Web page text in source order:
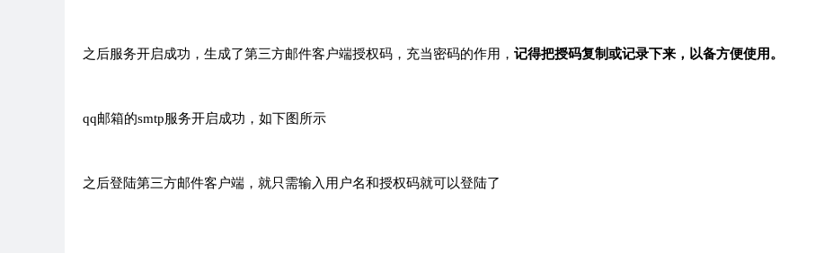
之后服务开启成功，生成了第三方邮件客户端授权码，充当密码的作用， 记得把授码复制或记录下来，以备方便使用。
qq邮箱的smtp服务开启成功，如下图所示
之后登陆第三方邮件客户端，就只需输入用户名和授权码就可以登陆了